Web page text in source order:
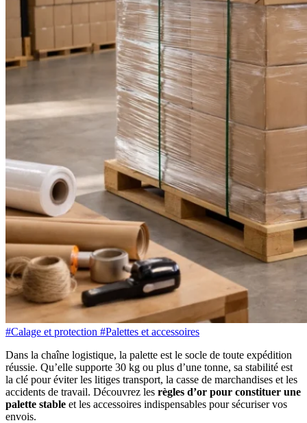
#Calage et protection #Palettes et accessoires
Dans la chaîne logistique, la palette est le socle de toute expédition
réussie. Qu’elle supporte 30 kg ou plus d’une tonne, sa stabilité est
la clé pour éviter les litiges transport, la casse de marchandises et les
accidents de travail. Découvrez les règles d’or pour constituer une
palette stable et les accessoires indispensables pour sécuriser vos
envois.